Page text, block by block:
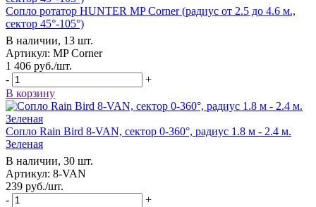
Сопло ротатор HUNTER MP Corner (радиус от 2.5 до 4.6 м.,
сектор 45°-105°)
В наличии, 13 шт.
Артикул: MP Corner
1 406 руб./шт.
-
+
В корзину
Сопло Rain Bird 8-VAN, сектор 0-360°, радиус 1.8 м - 2.4 м.
Зеленая
В наличии, 30 шт.
Артикул: 8-VAN
239 руб./шт.
-
+